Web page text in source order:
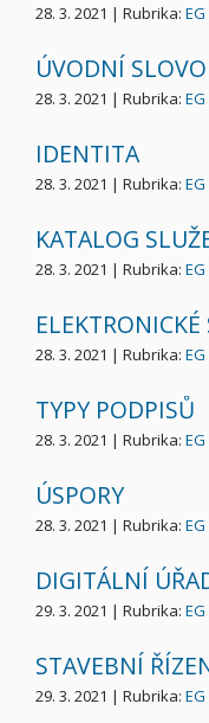
28. 3. 2021 | Rubrika:
ÚVODNÍ SLOVO
28. 3. 2021 | Rubrika:
IDENTITA
28. 3. 2021 | Rubrika:
KATALOG
28. 3. 2021 | Rubrika:
ELEKTRONICKÉ
28. 3. 2021 | Rubrika:
TYPY PODPISŮ
28. 3. 2021 | Rubrika:
ÚSPORY
28. 3. 2021 | Rubrika:
DIGITÁLNÍ
29. 3. 2021 | Rubrika:
STAVEBNÍ
29. 3. 2021 | Rubrika: